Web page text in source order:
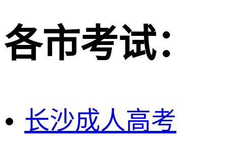
各市考试：
长沙成人高考